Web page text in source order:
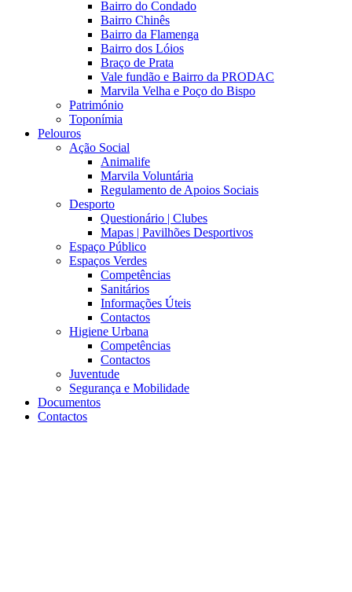
Bairro do Condado
Bairro Chinês
Bairro da Flamenga
Bairro dos Lóios
Braço de Prata
Vale fundão e Bairro da PRODAC
Marvila Velha e Poço do Bispo
Património
Toponímia
Pelouros
Ação Social
Animalife
Marvila Voluntária
Regulamento de Apoios Sociais
Desporto
Questionário | Clubes
Mapas | Pavilhões Desportivos
Espaço Público
Espaços Verdes
Competências
Sanitários
Informações Úteis
Contactos
Higiene Urbana
Competências
Contactos
Juventude
Segurança e Mobilidade
Documentos
Contactos